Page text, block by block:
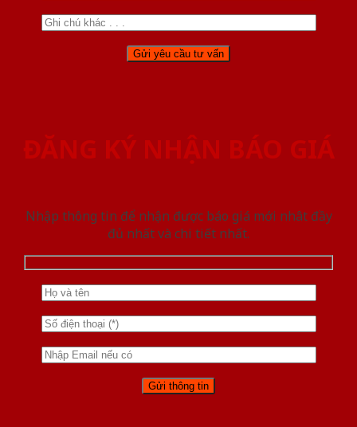
ĐĂNG KÝ NHẬN BÁO GIÁ
Nhập thông tin để nhận được báo giá mới nhât đầy
đủ nhất và chi tiết nhất.